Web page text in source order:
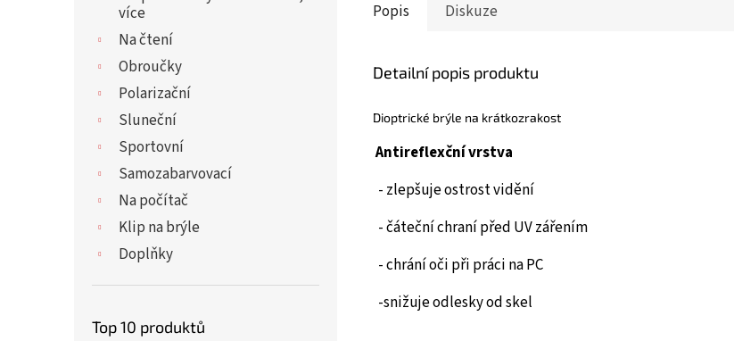
více
Na čtení
Obroučky
Polarizační
Sluneční
Sportovní
Samozabarvovací
Na počítač
Klip na brýle
Doplňky
Top 10 produktů
Popis Diskuze
Detailní popis produktu
Dioptrické brýle na krátkozrakost
Antireflexční vrstva
- zlepšuje ostrost vidění
- čáteční chraní před UV zářením
- chrání oči při práci na PC
-snižuje odlesky od skel